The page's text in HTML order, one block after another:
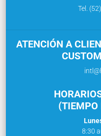
Tel.
ATENCIÓN A
(TIEMPO
8:30